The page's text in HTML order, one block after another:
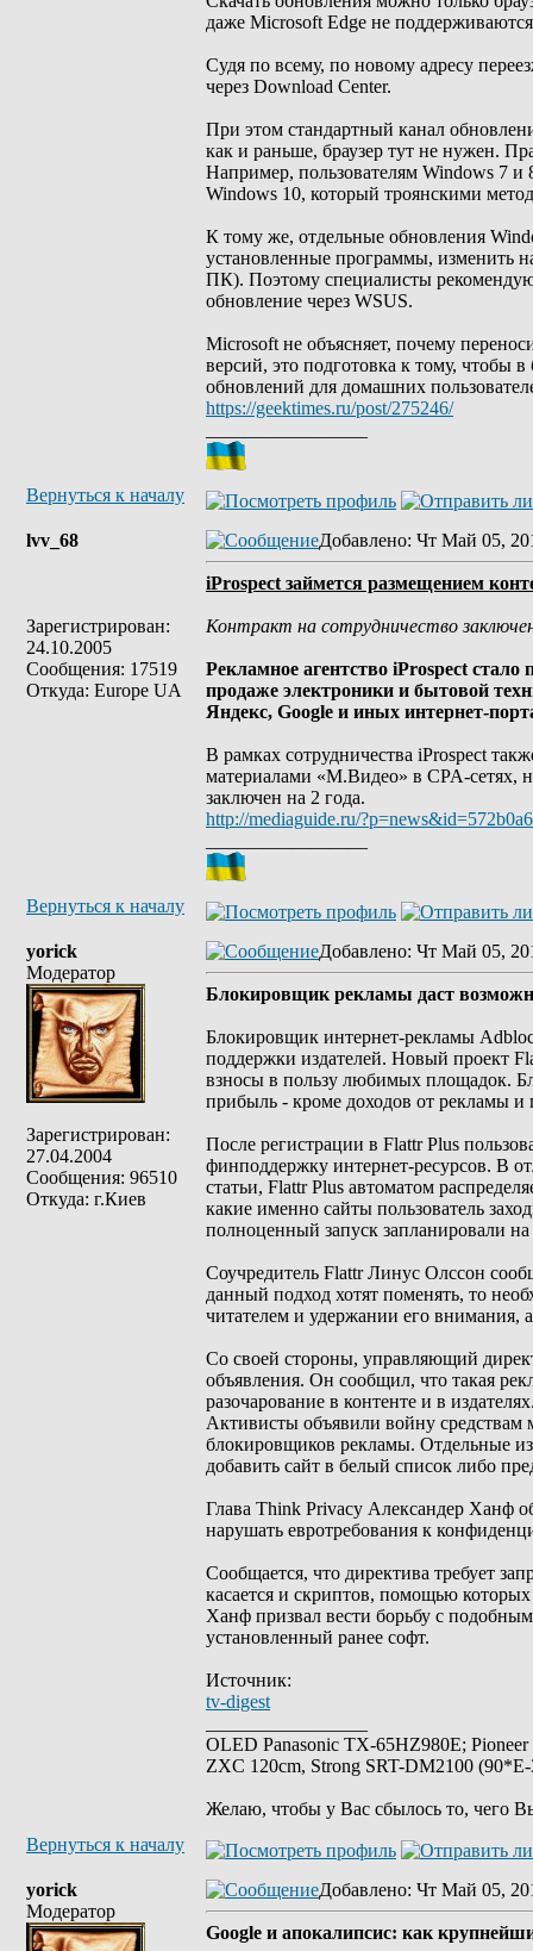
даже Microsoft Edge не
Судя по всему, по новому адресу
через Download Center.
При этом стандартный канал
как и раньше, браузер тут не нужен.
Например, пользователям Windows 7 и
Windows 10, который троянскими
К тому же, отдельные обновления
установленные программы, изменить
ПК). Поэтому специалисты
обновление через WSUS.
Microsoft не объясняет, почему
версий, это подготовка к тому, чтобы
обновлений для домашних
https://geektimes.ru/post/275246/
Вернуться к началу
lvv_68
Зарегистрирован:
24.10.2005
Сообщения: 17519
Откуда: Europe UA
Добавлено: Чт Май 05,
iProspect займется размещением
Контракт на сотрудничество
Рекламное агентство iProspect
продаже электроники и бытовой
Яндекс, Google и иных интернет-
В рамках сотрудничества iProspect
материалами «М.Видео» в CPA-сетях,
заключен на 2 года.
http://mediaguide.ru/
Вернуться к началу
yorick
Модератор
Зарегистрирован:
27.04.2004
Сообщения: 96510
Откуда: г.Киев
Добавлено: Чт Май 05,
Блокировщик рекламы даст
Блокировщик интернет-рекламы
поддержки издателей. Новый проект
взносы в пользу любимых площадок.
прибыль - кроме доходов от рекламы и
После регистрации в Flattr Plus
финподдержку интернет-ресурсов. В
статьи, Flattr Plus автоматом
какие именно сайты пользователь
полноценный запуск запланировали на
Соучредитель Flattr Линус Олссон
данный подход хотят поменять, то
читателем и удержании его внимания,
Со своей стороны, управляющий
объявления. Он сообщил, что такая
разочарование в контенте и в
Активисты объявили войну средствам
блокировщиков рекламы. Отдельные
добавить сайт в белый список либо
Глава Think Privacy Александер Ханф
нарушать евротребования к
Сообщается, что директива требует
касается и скриптов, помощью которых
Ханф призвал вести борьбу с
установленный ранее софт.
Источник:
tv-digest
OLED Panasonic TX-65HZ980E;
ZXC 120cm, Strong SRT-DM2100
Желаю, чтобы у Вас сбылось то, чего
Вернуться к началу
yorick
Модератор
Добавлено: Чт Май 05,
Google и апокалипсис: как